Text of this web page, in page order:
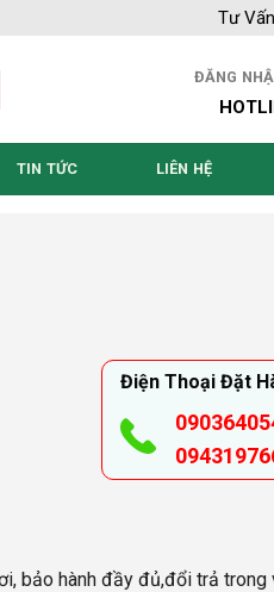
Tư
ĐĂNG
TIN TỨC LIÊN HỆ
Điện Thoại Đặt
bảo hành đầy đủ,đổi trả trong